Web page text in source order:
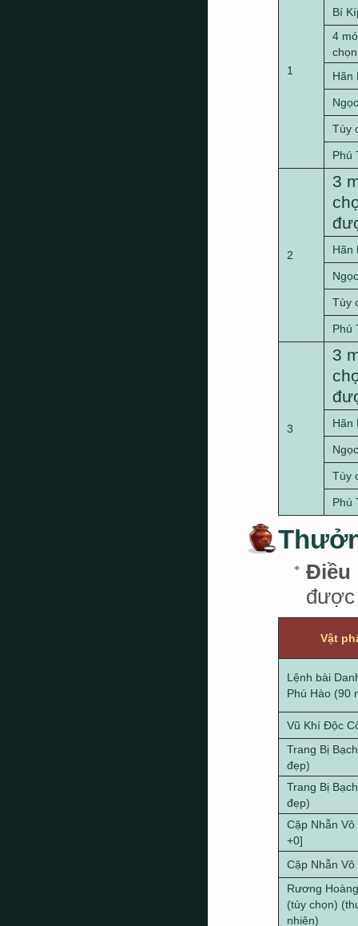
1
Bí
4
Hãn
Tùy
Phú
2
3
Hãn
Tùy
Phú
3
3
Hãn
Tùy
Phú
Điều
được
Vật
Lệnh bài
Phú Hào (90
Vũ Khí Độc
Trang Bị
đẹp)
Trang Bị
đẹp)
Cặp Nhẫn
+0]
Cặp Nhẫn Vô
Rương
(tùy chọn)
nhiên)